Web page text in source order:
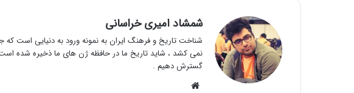
شمشاد امیری خراسانی
شناخت تاریخ و فرهنگ ایران به نمونه ورود به دنیایی است که
نمی کشد ، شاید تاریخ ما در حافظه ژن های ما ذخیره شده است
گسترش دهیم .